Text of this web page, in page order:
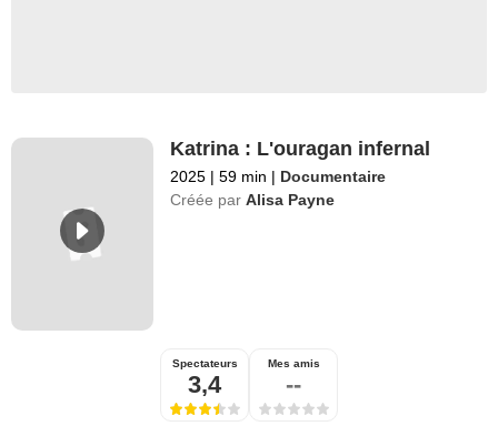
Katrina : L'ouragan infernal
2025 | 59 min | Documentaire
Créée par Alisa Payne
Spectateurs
3,4
Mes amis
--